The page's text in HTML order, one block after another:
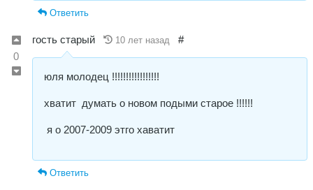
Ответить
0
гость старый 10 лет назад #
юля молодец !!!!!!!!!!!!!!!!!
хватит думать о новом подыми старое !!!!!!
я о 2007-2009 этго хаватит
Ответить